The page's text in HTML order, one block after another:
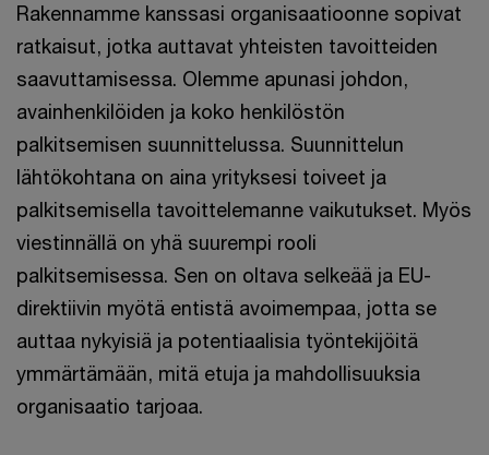
Rakennamme kanssasi organisaatioonne sopivat
ratkaisut, jotka auttavat yhteisten tavoitteiden
saavuttamisessa. Olemme apunasi johdon,
avainhenkilöiden ja koko henkilöstön
palkitsemisen suunnittelussa. Suunnittelun
lähtökohtana on aina yrityksesi toiveet ja
palkitsemisella tavoittelemanne vaikutukset. Myös
viestinnällä on yhä suurempi rooli
palkitsemisessa. Sen on oltava selkeää ja EU-
direktiivin myötä entistä avoimempaa, jotta se
auttaa nykyisiä ja potentiaalisia työntekijöitä
ymmärtämään, mitä etuja ja mahdollisuuksia
organisaatio tarjoaa.